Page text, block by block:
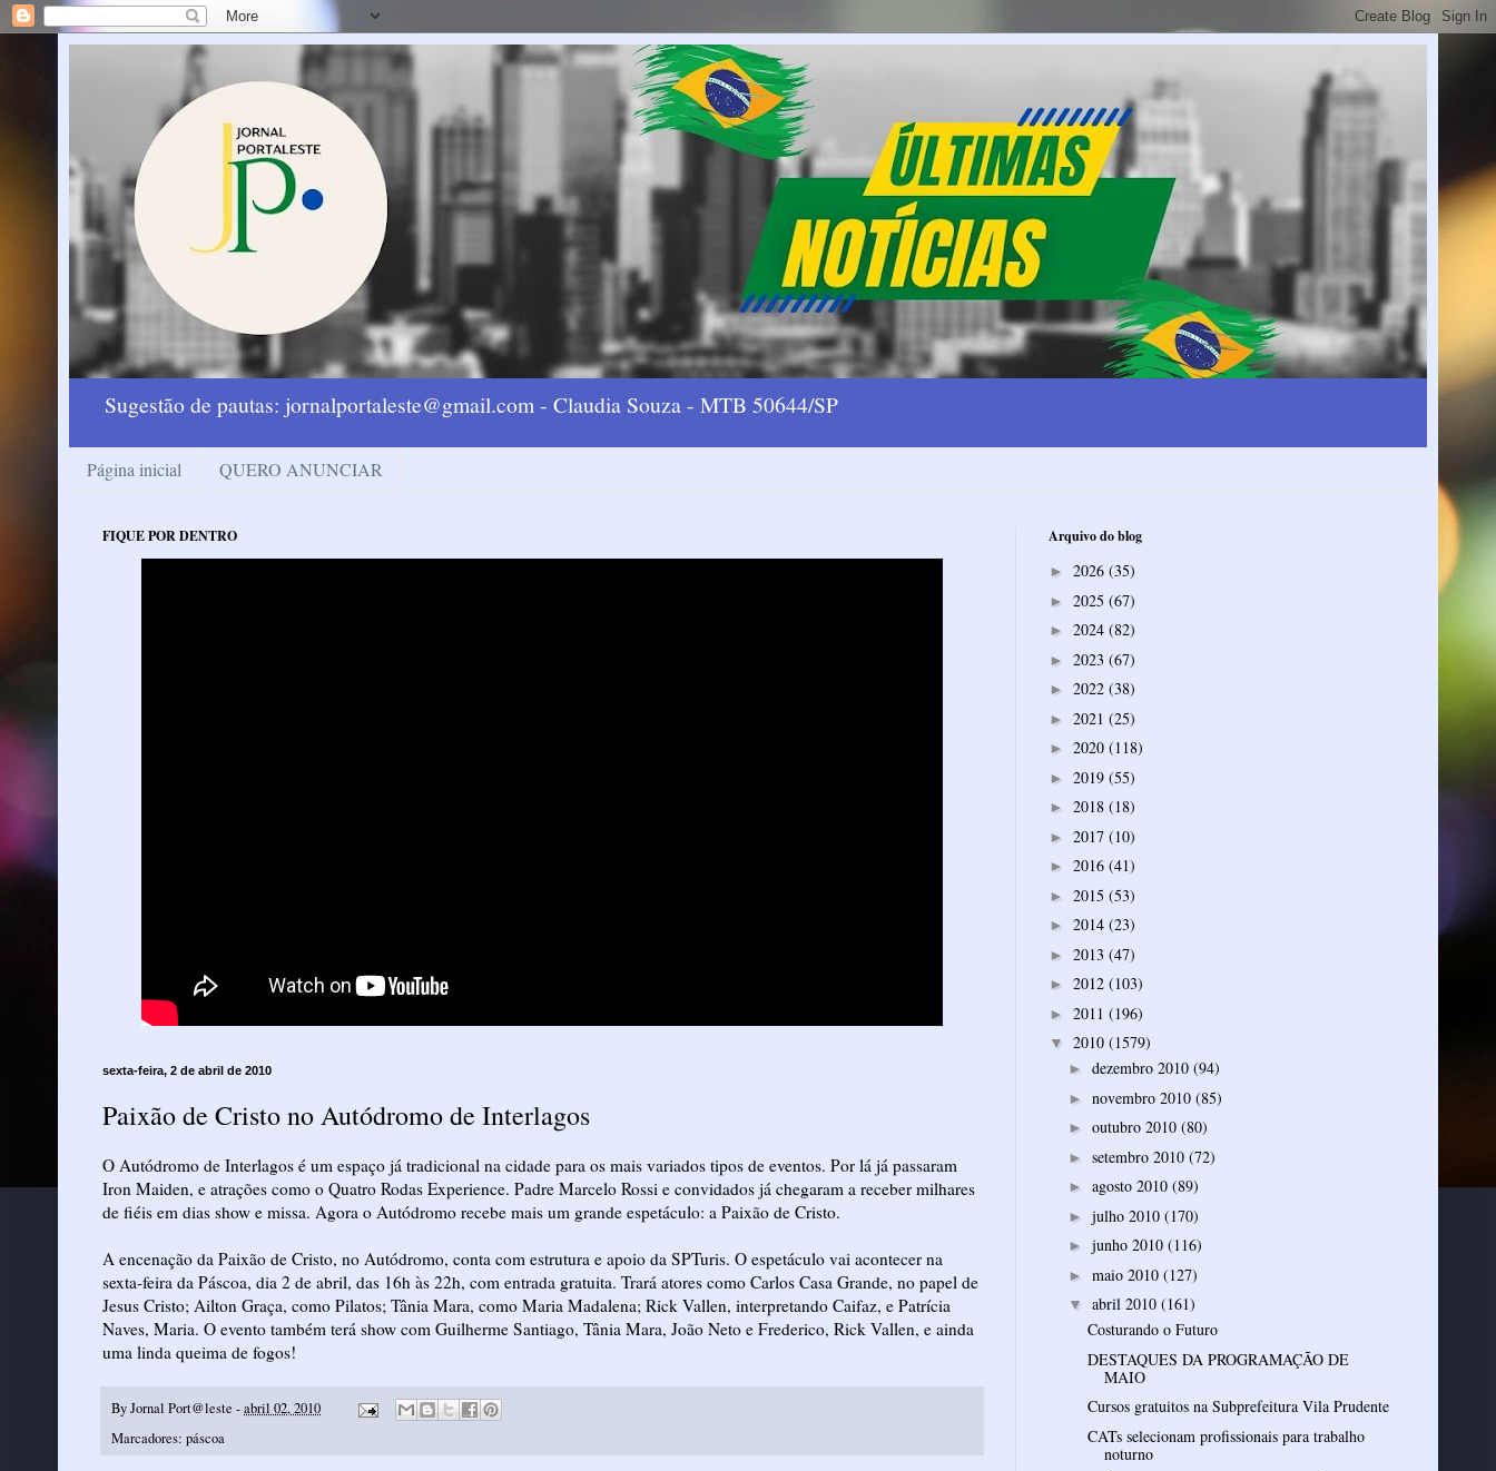
Sugestão de pautas: jornalportaleste@gmail.com - Claudia Souza - MTB 50644/SP
Página inicial QUERO ANUNCIAR
FIQUE POR DENTRO
sexta-feira, 2 de abril de 2010
Paixão de Cristo no Autódromo de Interlagos
O Autódromo de Interlagos é um espaço já tradicional na cidade para os mais variados tipos de eventos. Por lá já passaram
Iron Maiden, e atrações como o Quatro Rodas Experience. Padre Marcelo Rossi e convidados já chegaram a receber milhares
de fiéis em dias show e missa. Agora o Autódromo recebe mais um grande espetáculo: a Paixão de Cristo.
A encenação da Paixão de Cristo, no Autódromo, conta com estrutura e apoio da SPTuris. O espetáculo vai acontecer na
sexta-feira da Páscoa, dia 2 de abril, das 16h às 22h, com entrada gratuita. Trará atores como Carlos Casa Grande, no papel de
Jesus Cristo; Ailton Graça, como Pilatos; Tânia Mara, como Maria Madalena; Rick Vallen, interpretando Caifaz, e Patrícia
Naves, Maria. O evento também terá show com Guilherme Santiago, Tânia Mara, João Neto e Frederico, Rick Vallen, e ainda
uma linda queima de fogos!
ByJornal Port@leste -abril 02, 2010
Marcadores: páscoa
Arquivo do blog
► 2026 (35)
► 2025 (67)
► 2024 (82)
► 2023 (67)
► 2022 (38)
► 2021 (25)
► 2020 (118)
► 2019 (55)
► 2018 (18)
► 2017 (10)
► 2016 (41)
► 2015 (53)
► 2014 (23)
► 2013 (47)
► 2012 (103)
► 2011 (196)
▼ 2010 (1579)
► dezembro 2010 (94)
► novembro 2010 (85)
► outubro 2010 (80)
► setembro 2010 (72)
► agosto 2010 (89)
► julho 2010 (170)
► junho 2010 (116)
► maio 2010 (127)
▼ abril 2010 (161)
Costurando o Futuro
DESTAQUES DA PROGRAMAÇÃO DE
MAIO
Cursos gratuitos na Subprefeitura Vila Prudente
CATs selecionam profissionais para trabalho
noturno